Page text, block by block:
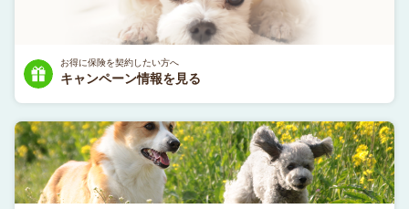
お得に保険を契約したい方へ
キャンペーン情報を見る